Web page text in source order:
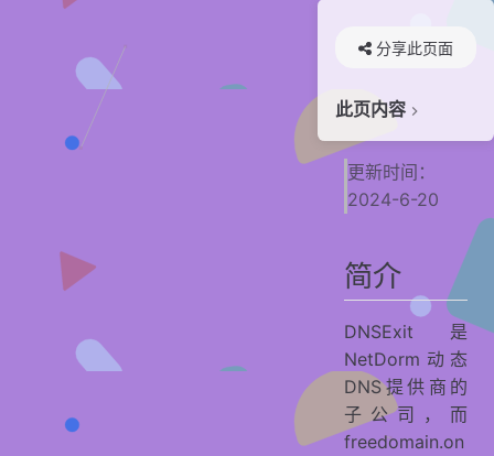
分享此页面
此页内容
简介
特色
注册
贡献者
更新时间：
2024-6-20
简介
DNSExit是
NetDorm动态
DNS提供商的
子公司，而
freedomain.on